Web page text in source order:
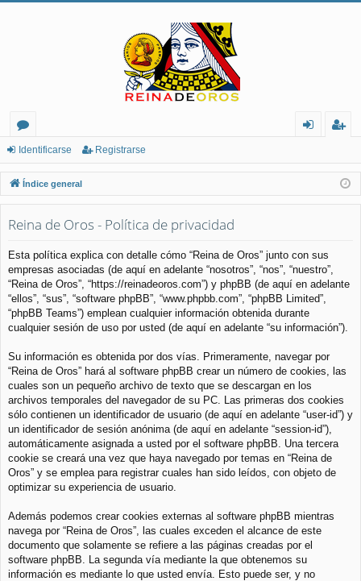
or
os
nt
ifi
e
ist
ra
Identificarse Registrarse
Índice general
Reina de Oros - Política de privacidad
Esta política explica con detalle cómo “Reina de Oros” junto con sus
empresas asociadas (de aquí en adelante “nosotros”, “nos”, “nuestro”,
“Reina de Oros”, “https://reinadeoros.com”) y phpBB (de aquí en adelante
“ellos”, “sus”, “software phpBB”, “www.phpbb.com”, “phpBB Limited”,
“phpBB Teams”) emplean cualquier información obtenida durante
cualquier sesión de uso por usted (de aquí en adelante “su información”).
Su información es obtenida por dos vías. Primeramente, navegar por
“Reina de Oros” hará al software phpBB crear un número de cookies, las
cuales son un pequeño archivo de texto que se descargan en los
archivos temporales del navegador de su PC. Las primeras dos cookies
sólo contienen un identificador de usuario (de aquí en adelante “user-id”) y
un identificador de sesión anónima (de aquí en adelante “session-id”),
automáticamente asignada a usted por el software phpBB. Una tercera
cookie se creará una vez que haya navegado por temas en “Reina de
Oros” y se emplea para registrar cuales han sido leídos, con objeto de
optimizar su experiencia de usuario.
Además podemos crear cookies externas al software phpBB mientras
navega por “Reina de Oros”, las cuales exceden el alcance de este
documento que solamente se refiere a las páginas creadas por el
software phpBB. La segunda vía mediante la que obtenemos su
información es mediante lo que usted envía. Esto puede ser, y no